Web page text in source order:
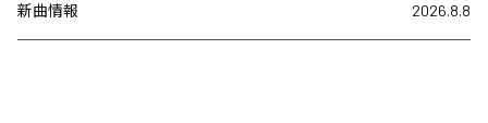
新曲情報 2026.8.8